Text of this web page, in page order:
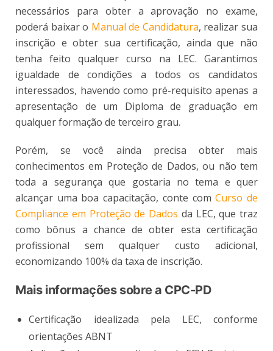
necessários para obter a aprovação no exame,
poderá baixar o Manual de Candidatura, realizar sua
inscrição e obter sua certificação, ainda que não
tenha feito qualquer curso na LEC. Garantimos
igualdade de condições a todos os candidatos
interessados, havendo como pré-requisito apenas a
apresentação de um Diploma de graduação em
qualquer formação de terceiro grau.
Porém, se você ainda precisa obter mais
conhecimentos em Proteção de Dados, ou não tem
toda a segurança que gostaria no tema e quer
alcançar uma boa capacitação, conte comCurso de
Compliance em Proteção de Dados da LEC, que traz
como bônus a chance de obter esta certificação
profissional sem qualquer custo adicional,
economizando 100% da taxa de inscrição.
Mais informações sobre a CPC-PD
Certificação idealizada pela LEC, conforme
orientações ABNT